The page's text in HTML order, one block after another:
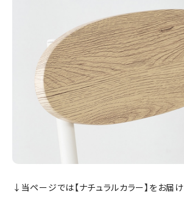
↓当ページでは【ナチュラルカラー】をお届け